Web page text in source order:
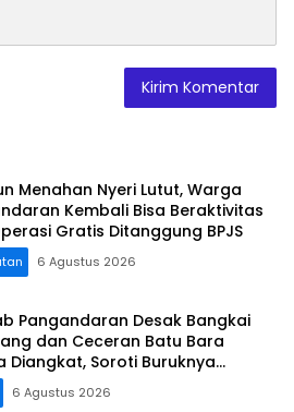
Menahan Nyeri Lutut, Warga
Kembali Bisa Beraktivitas
Gratis Ditanggung BPJS
6 Agustus 2026
Pangandaran Desak Bangkai
dan Ceceran Batu Bara
Diangkat, Soroti Buruknya
Perusahaan
6 Agustus 2026